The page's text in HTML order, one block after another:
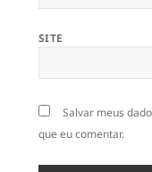
SITE
Salvar meus
que eu comentar.